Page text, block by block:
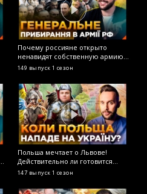
Почему россияне открыто
ненавидят собственную армию?
ОСТОРОЖНО! ФЕЙК
149 выпуск 1 сезон
Польша мечтает о Львове!
Действительно ли готовится
нападение на Украину с тыла?
147 выпуск 1 сезон